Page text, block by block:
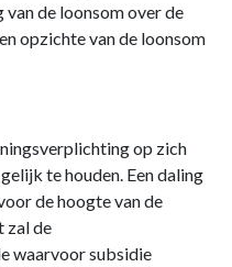
de loonsom over de
opzichte van de loonsom
op zich
te houden. Een daling
de hoogte van de
zal de
waarvoor subsidie